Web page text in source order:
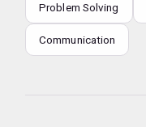
Problem Solving
Communication